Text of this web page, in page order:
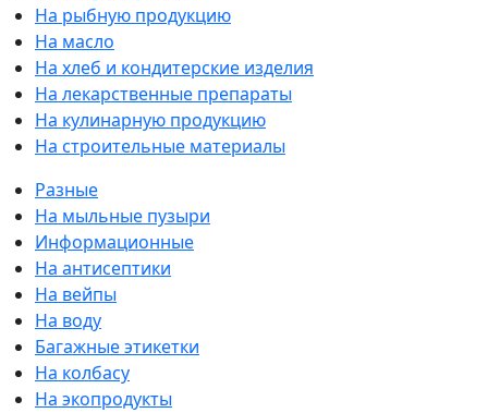
На рыбную продукцию
На масло
На хлеб и кондитерские изделия
На лекарственные препараты
На кулинарную продукцию
На строительные материалы
Разные
На мыльные пузыри
Информационные
На антисептики
На вейпы
На воду
Багажные этикетки
На колбасу
На экопродукты